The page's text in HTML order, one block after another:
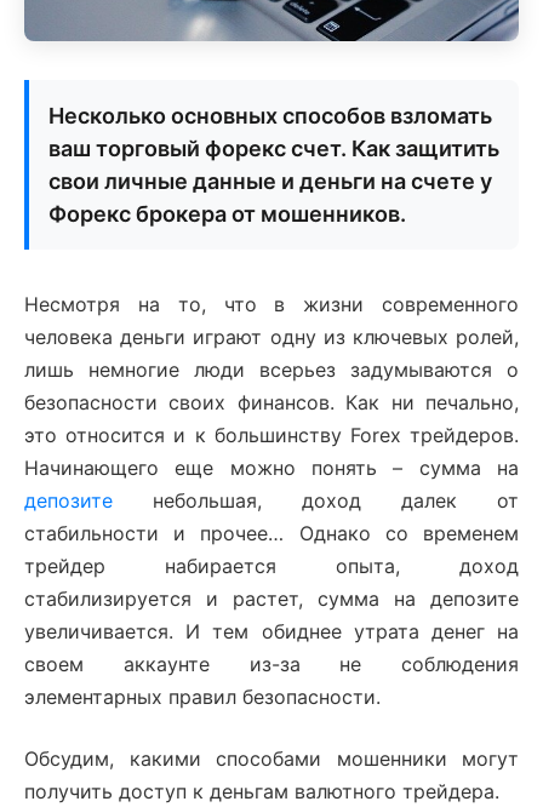
Несколько основных способов взломать
ваш торговый форекс счет. Как защитить
свои личные данные и деньги на счете у
Форекс брокера от мошенников.
Несмотря на то, что в жизни современного
человека деньги играют одну из ключевых ролей,
лишь немногие люди всерьез задумываются о
безопасности своих финансов. Как ни печально,
это относится и к большинству Forex трейдеров.
Начинающего еще можно понять – сумма на
депозите небольшая, доход далек от
стабильности и прочее… Однако со временем
трейдер набирается опыта, доход
стабилизируется и растет, сумма на депозите
увеличивается. И тем обиднее утрата денег на
своем аккаунте из-за не соблюдения
элементарных правил безопасности.
Обсудим, какими способами мошенники могут
получить доступ к деньгам валютного трейдера.